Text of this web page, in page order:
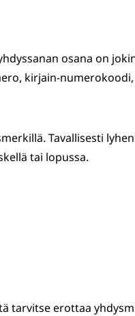
osana on
kirjain-
Tavallisesti
tai lopussa.
tarvitse erottaa